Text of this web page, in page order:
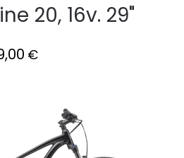
20, 16v. 29"
€